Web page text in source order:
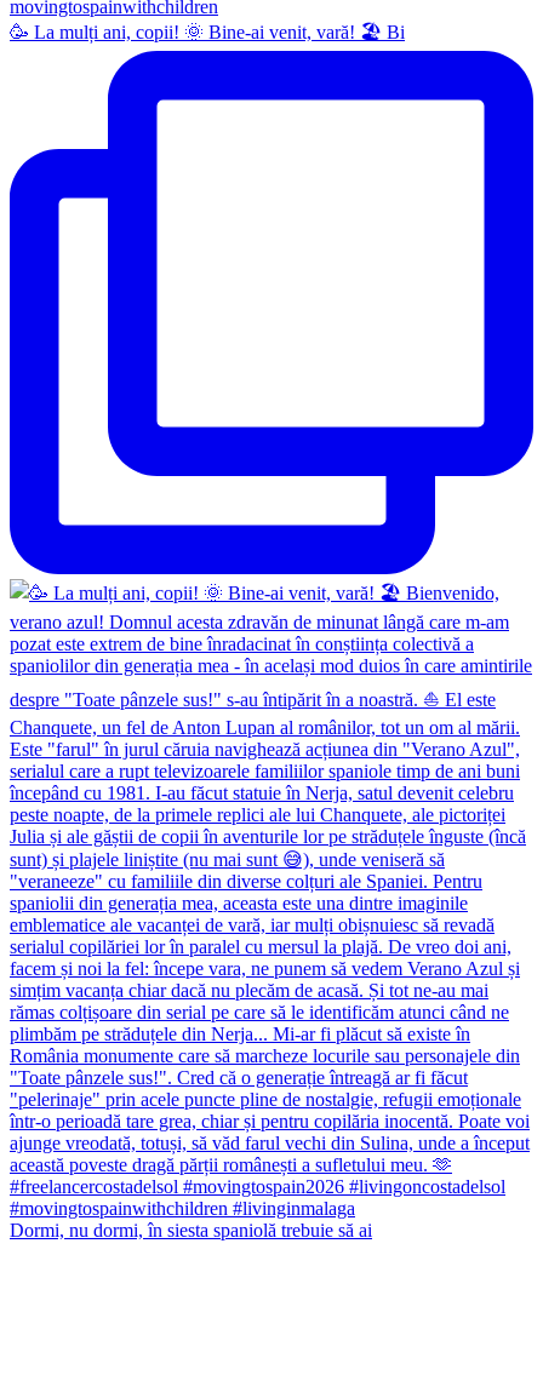
🥳 La mulți ani, copii! 🌞 Bine-ai venit, vară! 🏖 Bi
Dormi, nu dormi, în siesta spaniolă trebuie să ai